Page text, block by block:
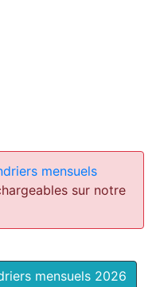
mensuels
sur notre
mensuels 2026